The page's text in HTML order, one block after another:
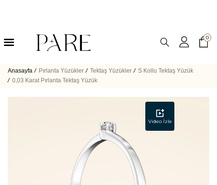
0
Anasayfa / Pırlanta Yüzükler / Tektaş Yüzükler / S Kollu Tektaş Yüzük
/ 0,03 Karat Pırlanta Tektaş Yüzük
Video İzle